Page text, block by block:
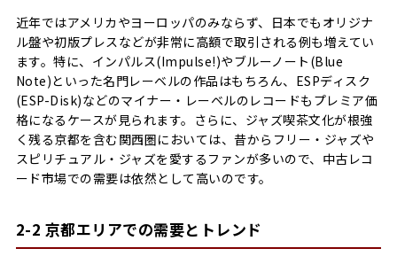
近年ではアメリカやヨーロッパのみならず、日本でもオリジナ
ル盤や初版プレスなどが非常に高額で取引される例も増えてい
ます。特に、インパルス(Impulse!)やブルーノート(Blue
Note)といった名門レーベルの作品はもちろん、ESPディスク
(ESP-Disk)などのマイナー・レーベルのレコードもプレミア価
格になるケースが見られます。さらに、ジャズ喫茶文化が根強
く残る京都を含む関西圏においては、昔からフリー・ジャズや
スピリチュアル・ジャズを愛するファンが多いので、中古レコ
ード市場での需要は依然として高いのです。
2-2 京都エリアでの需要とトレンド